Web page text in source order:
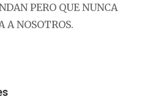
PERO QUE NUNCA
A NOSOTROS.